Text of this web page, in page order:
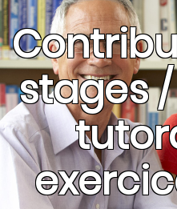
stages